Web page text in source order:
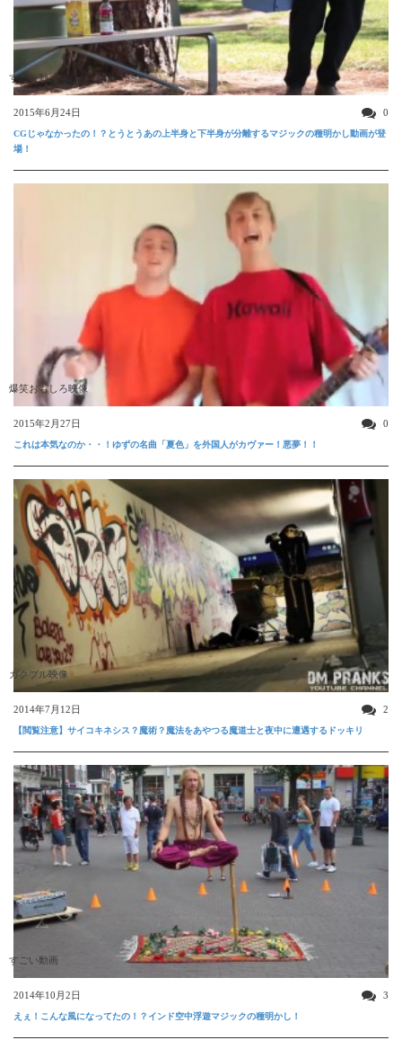
すごい動画
2015年6月24日 0
CGじゃなかったの！？とうとうあの上半身と下半身が分離するマジックの種明かし動画が登
場！
爆笑おもしろ映像
2015年2月27日 0
これは本気なのか・・！ゆずの名曲「夏色」を外国人がカヴァー！悪夢！！
ガクブル映像
2014年7月12日 2
【閲覧注意】サイコキネシス？魔術？魔法をあやつる魔道士と夜中に遭遇するドッキリ
すごい動画
2014年10月2日 3
えぇ！こんな風になってたの！？インド空中浮遊マジックの種明かし！